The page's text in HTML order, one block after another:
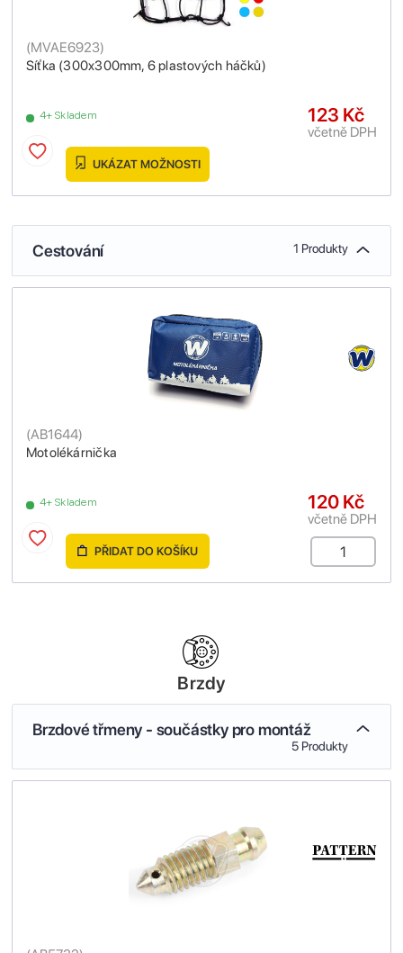
Síťka (300x300mm, 6 plastových háčků)
(MVAE6923)
4+ Skladem 123 Kč
včetně DPH
UKÁZAT MOŽNOSTI
Cestování 1 Produkty
Motolékárnička
(AB1644)
4+ Skladem 120 Kč
včetně DPH
PŘIDAT DO KOŠÍKU
Brzdy
Brzdové třmeny - součástky pro montáž
5 Produkty